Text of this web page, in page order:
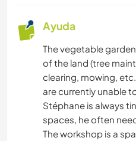
Ayuda
The vegetable
of the land (tree
clearing, mowing,
are currently unable
Stéphane is always
spaces, he often
The workshop is a